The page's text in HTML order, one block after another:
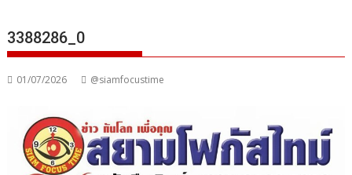
3388286_0
01/07/2026 @siamfocustime